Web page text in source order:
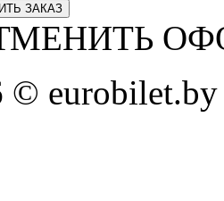
ЗАКАЗ
© eurobilet.by